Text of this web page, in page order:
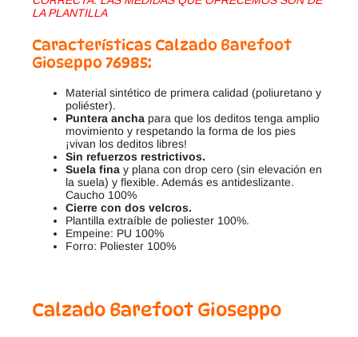
LA PLANTILLA
Características Calzado Barefoot
Gioseppo 76985:
Material sintético de primera calidad (poliuretano y
poliéster).
Puntera ancha para que los deditos tenga amplio
movimiento y respetando la forma de los pies
¡vivan los deditos libres!
Sin refuerzos restrictivos.
Suela fina y plana con drop cero (sin elevación en
la suela) y flexible. Además es antideslizante.
Caucho 100%
Cierre con dos velcros.
Plantilla extraíble de poliester 100%.
Empeine: PU 100%
Forro: Poliester 100%
Calzado Barefoot Gioseppo